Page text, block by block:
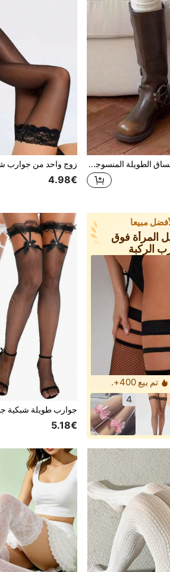
زوج من جوارب الساق الطويلة المنسوجة المفرغة على طبقات، جوارب متوسطة الطول، جوارب بيضاء لطيفة ومتعددة الاستخدامات للخريف/الشتاء
4.98€
مبيعا
المرأة فوق
الركبة
تم بيع 400+.
4
5.18€